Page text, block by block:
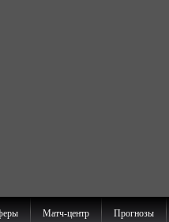
Матч-центр Прогнозы